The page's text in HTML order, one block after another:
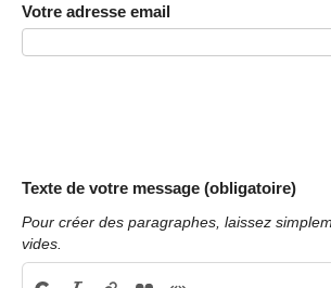
Votre adresse email
Texte de votre message (obligatoire)
Pour créer des paragraphes, laissez
vides.